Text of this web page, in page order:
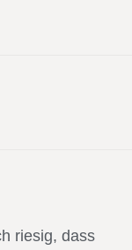
riesig, dass